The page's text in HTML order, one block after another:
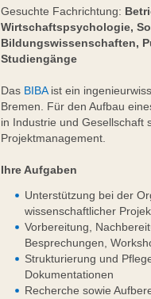
Gesuchte Fachrichtung:
Wirtschaftspsychologie,
Bildungswissenschaften,
Studiengänge
Das BIBAist ein
Bremen. Für den Aufbau
in Industrie und Gesellschaft
Projektmanagement.
Ihre Aufgaben
Unterstützung bei der
wissenschaftlicher
Vorbereitung,
Besprechungen,
Strukturierung und
Dokumentationen
Recherche sowie